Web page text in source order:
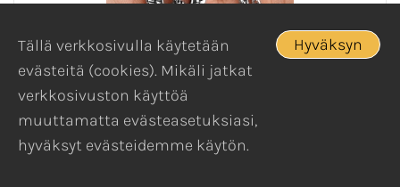
Viikinki kaulakoru ketjulla.
Toisella puolella ei kuviointia
Tällä verkkosivulla käytetään
evästeitä (cookies). Mikäli jatkat
verkkosivuston käyttöä
muuttamatta evästeasetuksiasi,
hyväksyt evästeidemme käytön.
Hyväksyn